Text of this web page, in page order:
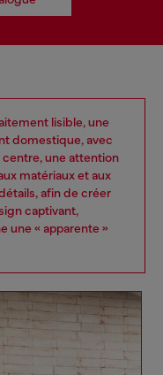
lisible, une
domestique, avec
une attention
matériaux et aux
afin de créer
captivant,
une « apparente »